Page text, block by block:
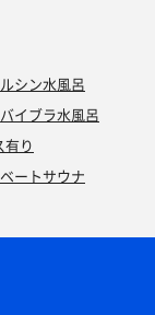
シン水風呂
バイブラ水風呂
有り
ートサウナ